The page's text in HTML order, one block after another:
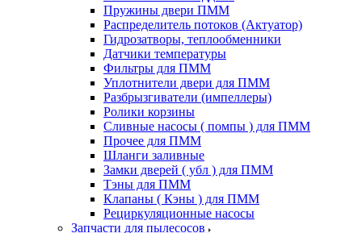
Пружины двери ПММ
Распределитель потоков (Актуатор)
Гидрозатворы, теплообменники
Датчики температуры
Фильтры для ПММ
Уплотнители двери для ПММ
Разбрызгиватели (импеллеры)
Ролики корзины
Сливные насосы ( помпы ) для ПММ
Прочее для ПММ
Шланги заливные
Замки дверей ( убл ) для ПММ
Тэны для ПММ
Клапаны ( Кэны ) для ПММ
Рециркуляционные насосы
Запчасти для пылесосов